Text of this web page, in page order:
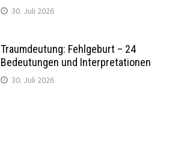
30. Juli 2026
Traumdeutung: Fehlgeburt – 24
Bedeutungen und Interpretationen
30. Juli 2026